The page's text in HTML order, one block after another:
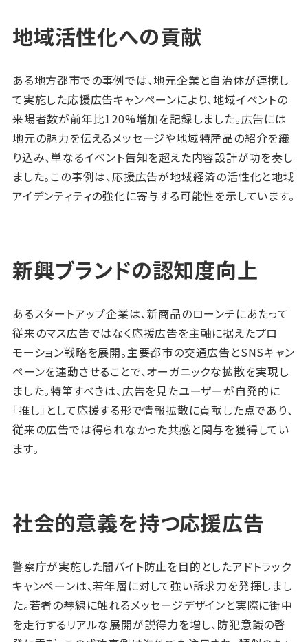
地域活性化への貢献
ある地方都市での事例では、地元企業と自治体が連携し
て実施した応援広告キャンペーンにより、地域イベントの
来場者数が前年比120%増加を記録しました。広告には
地元の魅力を伝えるメッセージや地域特産品の紹介を織
り込み、単なるイベント告知を超えた内容設計が功を奏し
ました。この事例は、応援広告が地域経済の活性化と地域
アイデンティティの強化に寄与する可能性を示しています。
新興ブランドの認知度向上
あるスタートアップ企業は、新商品のローンチにあたって
従来のマス広告ではなく応援広告を主軸に据えたプロ
モーション戦略を展開。主要都市の交通広告とSNSキャン
ペーンを連動させることで、オーガニックな拡散を実現し
ました。特筆すべきは、広告を見たユーザーが自発的に
「推し」として応援する形で情報拡散に貢献した点であり、
従来の広告では得られなかった共感と関与を獲得してい
ます。
社会的意義を持つ応援広告
警察庁が実施した闇バイト防止を目的としたアドトラック
キャンペーンは、若年層に対して強い訴求力を発揮しまし
た。若者の琴線に触れるメッセージデザインと実際に街中
を走行するリアルな展開が説得力を増し、防犯意識の啓